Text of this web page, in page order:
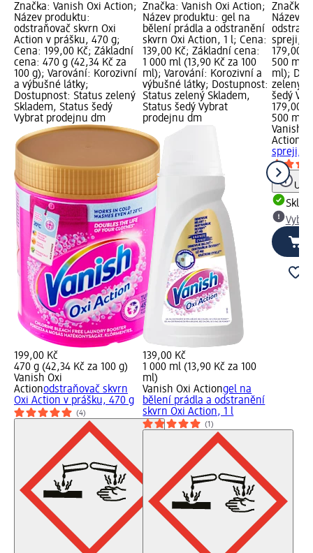
Značka: Vanish Oxi Action;
Název produktu:
odstraňovač skvrn Oxi
Action v prášku, 470 g;
Cena: 199,00 Kč; Základní
cena: 470 g (42,34 Kč za
100 g); Varování: Korozivní
a výbušné látky;
Dostupnost: Status zelený
Skladem, Status šedý
Vybrat prodejnu dm
199,00 Kč
470 g (42,34 Kč za 100 g)
Vanish Oxi
Actionodstraňovač skvrn
Oxi Action v prášku, 470 g
(4)
Značka: Vanish Oxi Action;
Název produktu: gel na
bělení prádla a odstranění
skvrn Oxi Action, 1 l; Cena:
139,00 Kč; Základní cena:
1 000 ml (13,90 Kč za 100
ml); Varování: Korozivní a
výbušné látky; Dostupnost:
Status zelený Skladem,
Status šedý Vybrat
prodejnu dm
139,00 Kč
1 000 ml (13,90 Kč za 100
ml)
Vanish Oxi Actiongel na
bělení prádla a odstranění
skvrn Oxi Action, 1 l
(1)
Značka:
Název
spreji,
179,00
500 ml
ml);
zelený
šedý
179,00
500 ml
Vanish
Action
spreji,